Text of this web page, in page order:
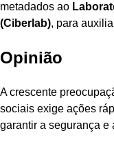
metadados ao
(Ciberlab), para
Opinião
A crescente
sociais exige ações
garantir a segurança e